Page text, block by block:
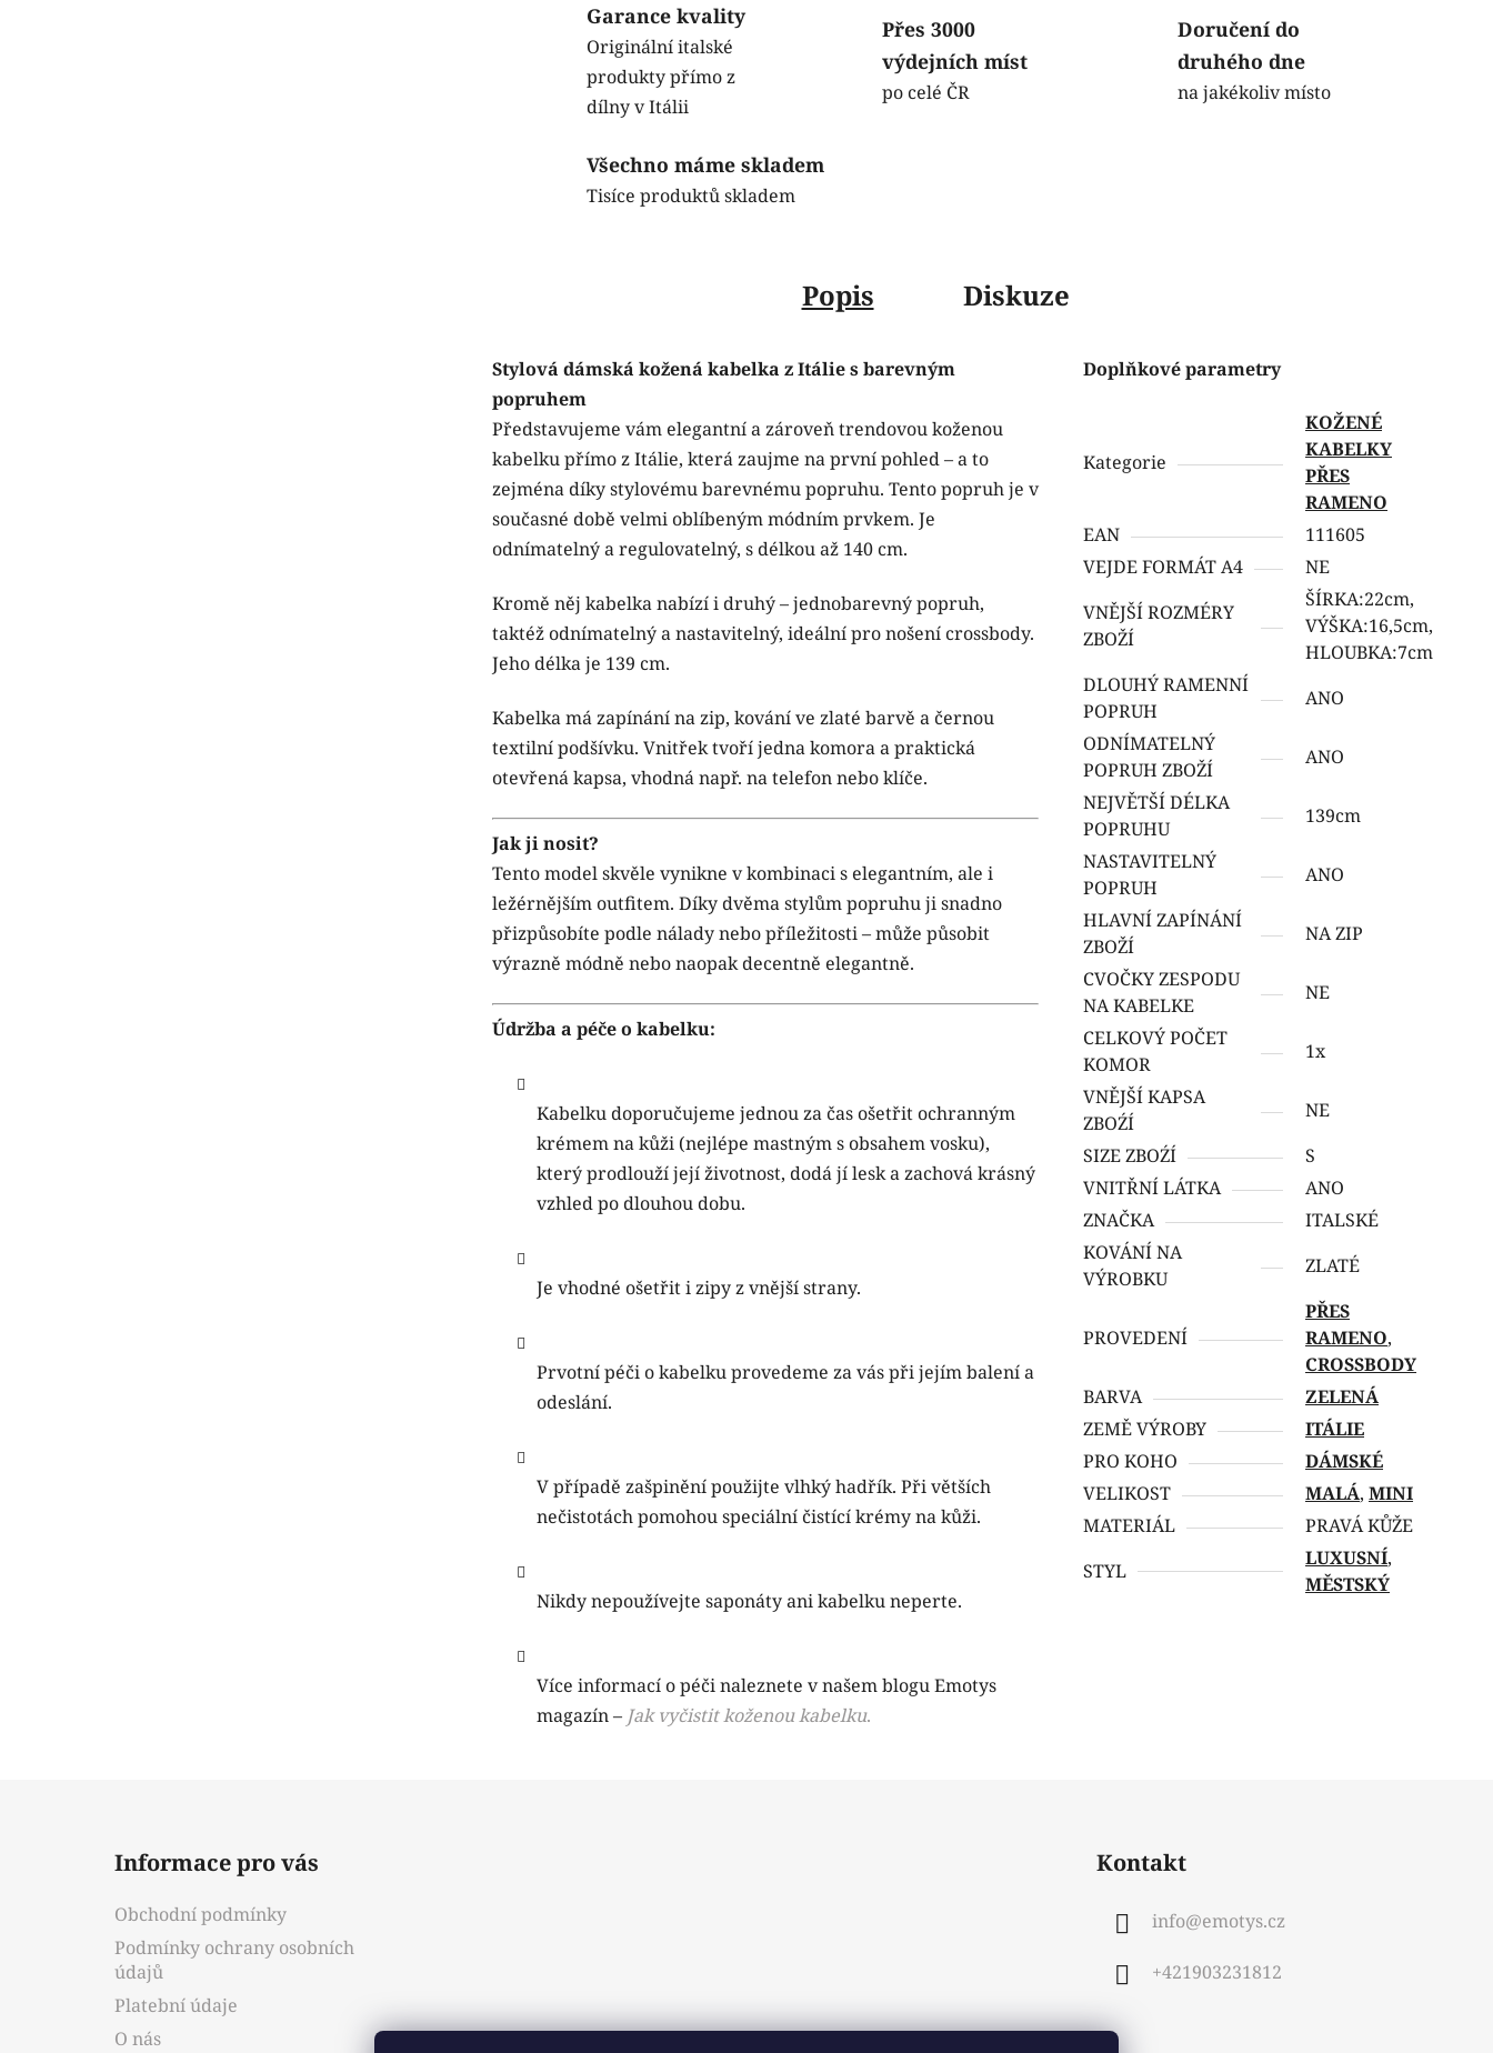
Garance kvality
Originální italské
produkty přímo z
dílny v Itálii
Přes 3000
výdejních míst
po celé ČR
Doručení do
druhého dne
na jakékoliv místo
Všechno máme skladem
Tisíce produktů skladem
Popis Diskuze
Stylová dámská kožená kabelka z Itálie s barevným
popruhem
Představujeme vám elegantní a zároveň trendovou koženou
kabelku přímo z Itálie, která zaujme na první pohled – a to
zejména díky stylovému barevnému popruhu. Tento popruh je v
současné době velmi oblíbeným módním prvkem. Je
odnímatelný a regulovatelný, s délkou až 140 cm.
Kromě něj kabelka nabízí i druhý – jednobarevný popruh,
taktéž odnímatelný a nastavitelný, ideální pro nošení crossbody.
Jeho délka je 139 cm.
Kabelka má zapínání na zip, kování ve zlaté barvě a černou
textilní podšívku. Vnitřek tvoří jedna komora a praktická
otevřená kapsa, vhodná např. na telefon nebo klíče.
Jak ji nosit?
Tento model skvěle vynikne v kombinaci s elegantním, ale i
ležérnějším outfitem. Díky dvěma stylům popruhu ji snadno
přizpůsobíte podle nálady nebo příležitosti – může působit
výrazně módně nebo naopak decentně elegantně.
Údržba a péče o kabelku:
Kabelku doporučujeme jednou za čas ošetřit ochranným
krémem na kůži (nejlépe mastným s obsahem vosku),
který prodlouží její životnost, dodá jí lesk a zachová krásný
vzhled po dlouhou dobu.
Je vhodné ošetřit i zipy z vnější strany.
Prvotní péči o kabelku provedeme za vás při jejím balení a
odeslání.
V případě zašpinění použijte vlhký hadřík. Při větších
nečistotách pomohou speciální čistící krémy na kůži.
Nikdy nepoužívejte saponáty ani kabelku neperte.
Více informací o péči naleznete v našem blogu Emotys
magazín – Jak vyčistit koženou kabelku.
Doplňkové parametry
Kategorie
KOŽENÉ
KABELKY
PŘES
RAMENO
EAN
111605
VEJDE FORMÁT A4
NE
VNĚJŠÍ ROZMÉRY
ZBOŽÍ
ŠÍRKA:22cm,
VÝŠKA:16,5cm,
HLOUBKA:7cm
DLOUHÝ RAMENNÍ
POPRUH
ANO
ODNÍMATELNÝ
POPRUH ZBOŽÍ
ANO
NEJVĚTŠÍ DÉLKA
POPRUHU
139cm
NASTAVITELNÝ
POPRUH
ANO
HLAVNÍ ZAPÍNÁNÍ
ZBOŽÍ
NA ZIP
CVOČKY ZESPODU
NA KABELKE
NE
CELKOVÝ POČET
KOMOR
1x
VNĚJŠÍ KAPSA
ZBOŹÍ
NE
SIZE ZBOŹÍ
S
VNITŘNÍ LÁTKA
ANO
ZNAČKA
ITALSKÉ
KOVÁNÍ NA
VÝROBKU
ZLATÉ
PROVEDENÍ
PŘES
RAMENO,
CROSSBODY
BARVA
ZELENÁ
ZEMĚ VÝROBY
ITÁLIE
PRO KOHO
DÁMSKÉ
VELIKOST
MALÁ,MINI
MATERIÁL
PRAVÁ KŮŽE
STYL
LUXUSNÍ,
MĚSTSKÝ
Informace pro vás
Obchodní podmínky
Podmínky ochrany osobních
údajů
Platební údaje
O nás
Kontakt
info@emotys.cz
+421903231812